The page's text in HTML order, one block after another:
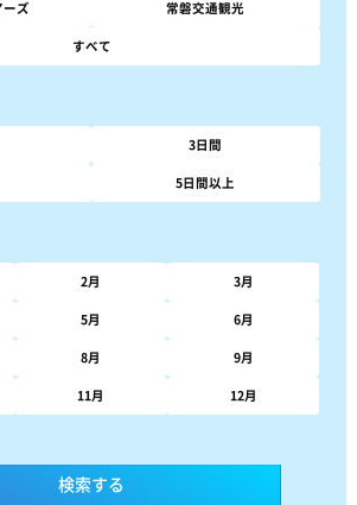
ーズ 常磐交通観光
すべて
3日間
5日間以上
2月 3月
5月 6月
8月 9月
11月 12月